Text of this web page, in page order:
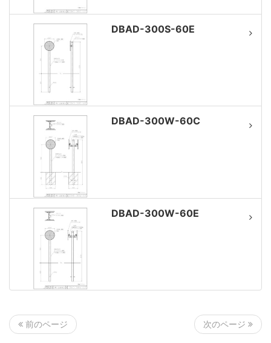
DBAD-300S-60E
DBAD-300W-60C
DBAD-300W-60E
前のページ 次のページ